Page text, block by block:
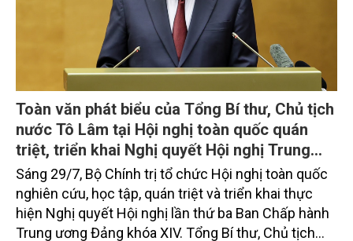
Toàn văn phát biểu của Tổng Bí thư, Chủ tịch
nước Tô Lâm tại Hội nghị toàn quốc quán
triệt, triển khai Nghị quyết Hội nghị Trung
ương 3, khóa XIV
Sáng 29/7, Bộ Chính trị tổ chức Hội nghị toàn quốc
nghiên cứu, học tập, quán triệt và triển khai thực
hiện Nghị quyết Hội nghị lần thứ ba Ban Chấp hành
Trung ương Đảng khóa XIV. Tổng Bí thư, Chủ tịch